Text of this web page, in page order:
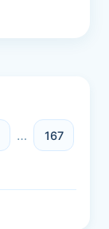
… 167